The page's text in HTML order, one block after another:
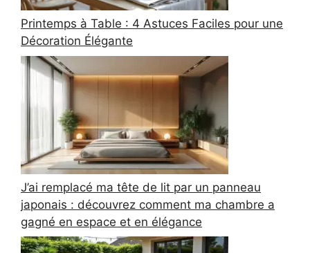
Printemps à Table : 4 Astuces Faciles pour une
Décoration Élégante
J’ai remplacé ma tête de lit par un panneau
japonais : découvrez comment ma chambre a
gagné en espace et en élégance